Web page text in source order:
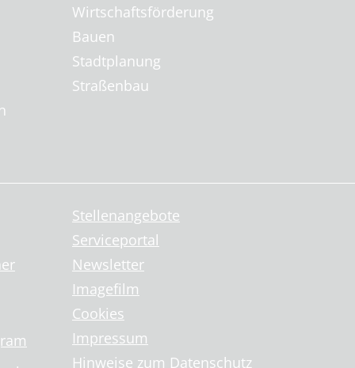
Wirtschaftsförderung
Bauen
Stadtplanung
Straßenbau
Stellenangebote
Serviceportal
Newsletter
Imagefilm
Cookies
Impressum
Hinweise zum Datenschutz